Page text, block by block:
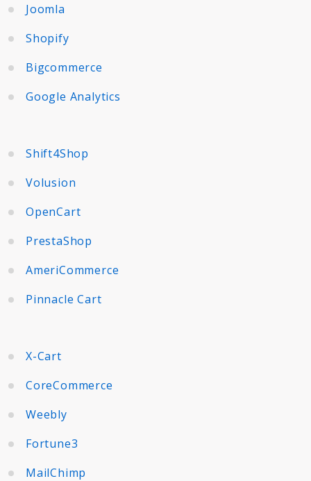
Joomla
Shopify
Bigcommerce
Google Analytics
Shift4Shop
Volusion
OpenCart
PrestaShop
AmeriCommerce
Pinnacle Cart
X-Cart
CoreCommerce
Weebly
Fortune3
MailChimp